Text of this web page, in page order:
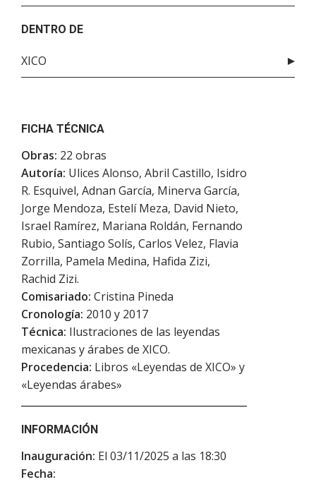
DENTRO DE
XICO
FICHA TÉCNICA
Obras: 22 obras
Autoría: Ulices Alonso, Abril Castillo, Isidro
R. Esquivel, Adnan García, Minerva García,
Jorge Mendoza, Estelí Meza, David Nieto,
Israel Ramírez, Mariana Roldán, Fernando
Rubio, Santiago Solís, Carlos Velez, Flavia
Zorrilla, Pamela Medina, Hafida Zizi,
Rachid Zizi.
Comisariado: Cristina Pineda
Cronología: 2010 y 2017
Técnica: Ilustraciones de las leyendas
mexicanas y árabes de XICO.
Procedencia: Libros «Leyendas de XICO» y
«Leyendas árabes»
INFORMACIÓN
Inauguración: El 03/11/2025 a las 18:30
Fecha: